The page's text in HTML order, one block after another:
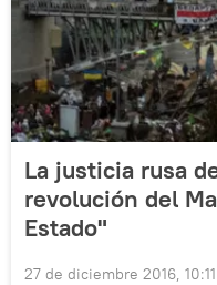
La justicia rusa
revolución del
Estado"
27 de diciembre 2016,